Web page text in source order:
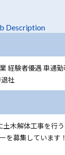
Description
経験者優遇 車通
社
土木解体工事を行
を募集しています！